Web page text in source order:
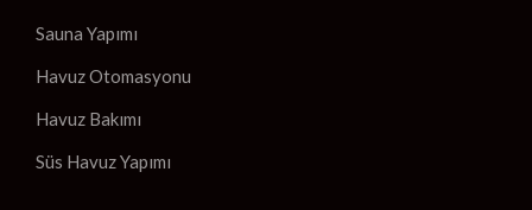
Sauna Yapımı
Havuz Otomasyonu
Havuz Bakımı
Süs Havuz Yapımı